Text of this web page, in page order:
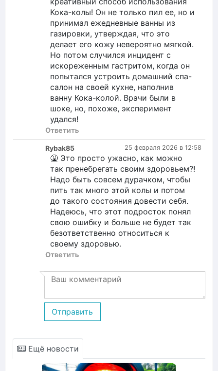
Кока-колы! Он не только пил ее, но и
принимал ежедневные ванны из
газировки, утверждая, что это
делает его кожу невероятно мягкой.
Но потом случился инцидент с
искореженным гастритом, когда он
попытался устроить домашний спа-
салон на своей кухне, наполнив
ванну Кока-колой. Врачи были в
шоке, но, похоже, эксперимент
удался!
Ответить
25 февраля 2026 в 12:58
Rybak85
🤮 Это просто ужасно, как можно
так пренебрегать своим здоровьем?!
Надо быть совсем дурачком, чтобы
пить так много этой колы и потом
до такого состояния довести себя.
Надеюсь, что этот подросток понял
свою ошибку и больше не будет так
безответственно относиться к
своему здоровью.
Ответить
Отправить
Ещё новости